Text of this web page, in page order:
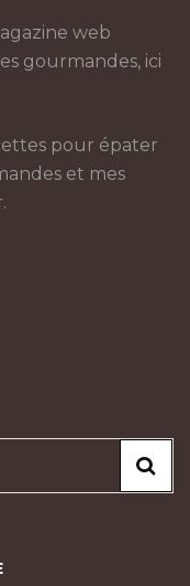
web
gourmandes, ici
pour épater
et mes